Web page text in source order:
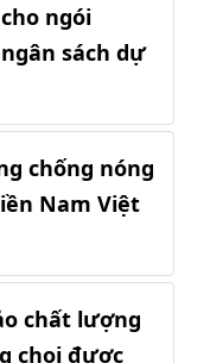
ngói
sách dự
chống nóng
Nam Việt
chất lượng
chọi được